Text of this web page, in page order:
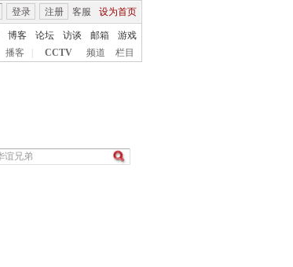
客服 设为首页
登录 注册
博客 论坛 访谈 邮箱
游戏
播客 CCTV 频道 栏目